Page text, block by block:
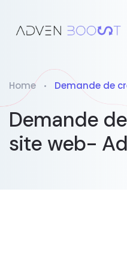
Home Demande de
Demande
site web-